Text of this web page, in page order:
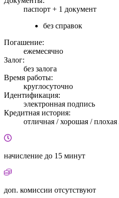
паспорт + 1 документ
без справок
Погашение:
ежемесячно
Залог:
без залога
Время работы:
круглосуточно
Идентификация:
электронная подпись
Кредитная история:
отличная / хорошая / плохая
начисление до 15 минут
доп. комиссии отсутствуют